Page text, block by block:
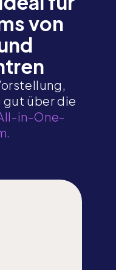
von
gut über die
in-One-